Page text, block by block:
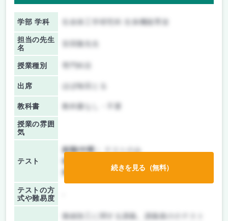
学部 学科 生命体工学研究科 生体機能専攻
担当の先生
名
安田隆先生
授業種別
出席 ほぼ毎回とる
教科書 教科書なし・不要
授業の雰囲
気
テスト
前期/中間：
後期/期末：
教科書ノート持ち込み可
テストの方
式や難易度
微細加工に関する講義。講義後の小テスト
続きを見る（無料）